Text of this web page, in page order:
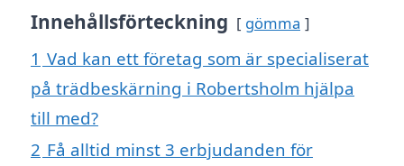
Innehållsförteckning gömma
1 Vad kan ett företag som är specialiserat
på trädbeskärning i Robertsholm hjälpa
till med?
2 Få alltid minst 3 erbjudanden för